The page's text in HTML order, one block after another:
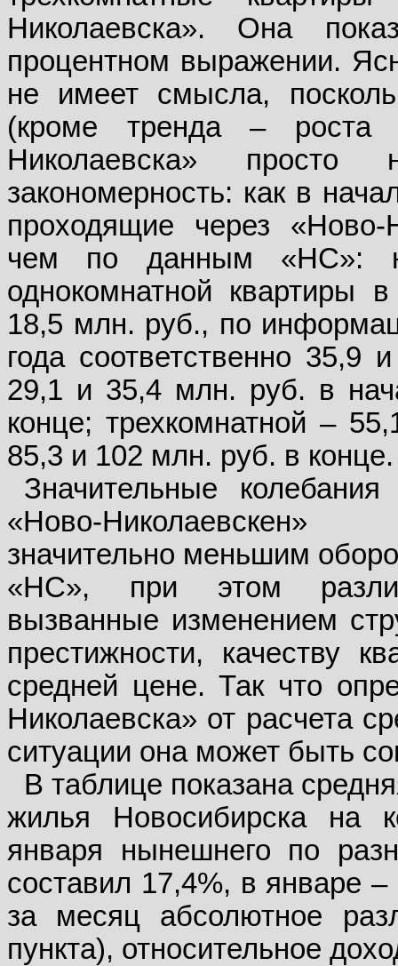
Николаевска». Она
процентном выражении.
не имеет смысла,
(кроме тренда –
Николаевска»
закономерность: как в
проходящие через «Ново-
чем по данным «НС»:
однокомнатной квартиры
18,5 млн. руб., по
года соответственно 35,9
29,1 и 35,4 млн. руб. в
конце; трехкомнатной –
85,3 и 102 млн. руб. в конце.
Значительные
«Ново-
значительно меньшим
«НС», при этом
вызванные изменением
престижности, качеству
средней цене. Так что
Николаевска» от расчета
ситуации она может быть
В таблице показана
жилья Новосибирска на
января нынешнего по
составил 17,4%, в январе
за месяц абсолютное
пункта), относительное